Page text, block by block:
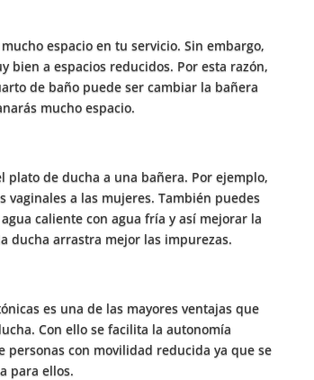
espacio en tu servicio. Sin embargo,
bien a espacios reducidos. Por esta razón,
de baño puede ser cambiar la bañera
mucho espacio.
plato de ducha a una bañera. Por ejemplo,
vaginales a las mujeres. También puedes
caliente con agua fría y así mejorar la
ducha arrastra mejor las impurezas.
es una de las mayores ventajas que
Con ello se facilita la autonomía
personas con movilidad reducida ya que se
para ellos.